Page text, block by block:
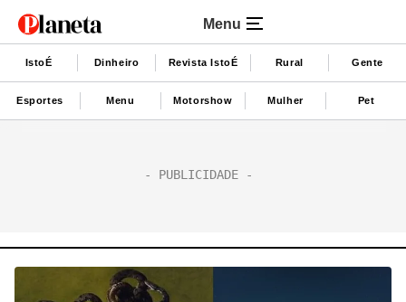
Menu
IstoÉ Dinheiro Revista IstoÉ Rural Gente
Esportes Menu Motorshow Mulher Pet